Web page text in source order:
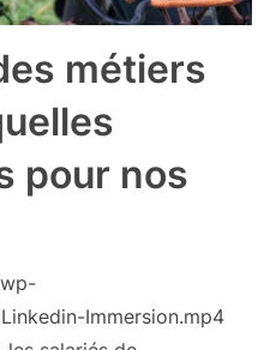
métiers
pour nos
Immersion.mp4